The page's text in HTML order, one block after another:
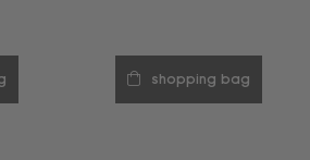
shopping bag